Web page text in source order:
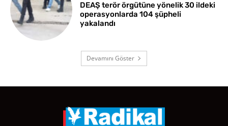
DEAŞ terör örgütüne yönelik 30 ildeki
operasyonlarda 104 şüpheli
yakalandı
Devamını Göster